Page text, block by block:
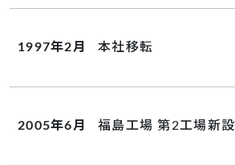
1997年2月 本社移転
2005年6月 福島工場 第2工場新設